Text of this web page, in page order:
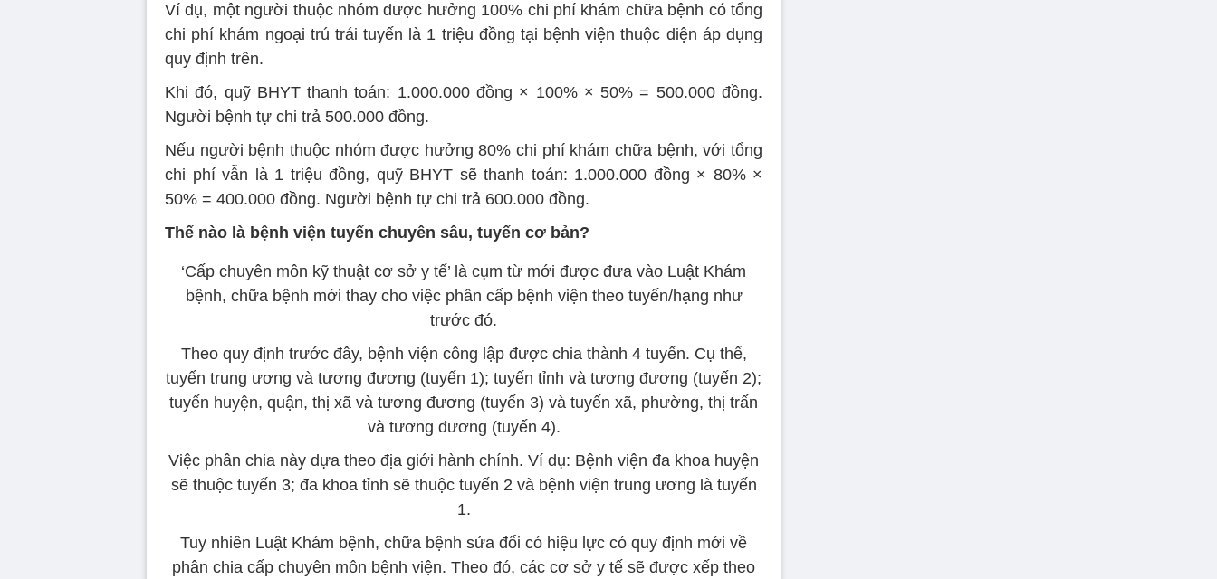
Ví dụ, một người thuộc nhóm được hưởng 100% chi phí khám chữa bệnh có tổng
chi phí khám ngoại trú trái tuyến là 1 triệu đồng tại bệnh viện thuộc diện áp dụng
quy định trên.
Khi đó, quỹ BHYT thanh toán: 1.000.000 đồng × 100% × 50% = 500.000 đồng.
Người bệnh tự chi trả 500.000 đồng.
Nếu người bệnh thuộc nhóm được hưởng 80% chi phí khám chữa bệnh, với tổng
chi phí vẫn là 1 triệu đồng, quỹ BHYT sẽ thanh toán: 1.000.000 đồng × 80% ×
50% = 400.000 đồng. Người bệnh tự chi trả 600.000 đồng.
Thế nào là bệnh viện tuyến chuyên sâu, tuyến cơ bản?
‘Cấp chuyên môn kỹ thuật cơ sở y tế’ là cụm từ mới được đưa vào Luật Khám
bệnh, chữa bệnh mới thay cho việc phân cấp bệnh viện theo tuyến/hạng như
trước đó.
Theo quy định trước đây, bệnh viện công lập được chia thành 4 tuyến. Cụ thể,
tuyến trung ương và tương đương (tuyến 1); tuyến tỉnh và tương đương (tuyến 2);
tuyến huyện, quận, thị xã và tương đương (tuyến 3) và tuyến xã, phường, thị trấn
và tương đương (tuyến 4).
Việc phân chia này dựa theo địa giới hành chính. Ví dụ: Bệnh viện đa khoa huyện
sẽ thuộc tuyến 3; đa khoa tỉnh sẽ thuộc tuyến 2 và bệnh viện trung ương là tuyến
1.
Tuy nhiên Luật Khám bệnh, chữa bệnh sửa đổi có hiệu lực có quy định mới về
phân chia cấp chuyên môn bệnh viện. Theo đó, các cơ sở y tế sẽ được xếp theo